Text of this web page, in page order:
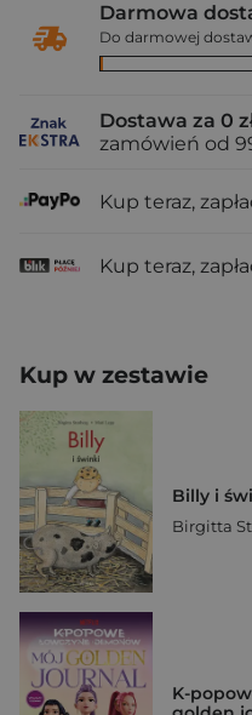
Darmowa
Do darmowej
Dostawa za 0
zamówień od
Kup teraz,
Kup teraz,
Kup w zestawie
Billy i
Birgitta
K-